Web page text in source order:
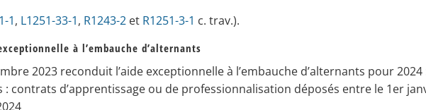
1, L1251-33-1, R1243-2 et R1251-3-1 c. trav.).
à l’embauche d’alternants
2023 reconduit l’aide exceptionnelle à l’embauche d’alternants pour 2024
: contrats d’apprentissage ou de professionnalisation déposés entre le 1er